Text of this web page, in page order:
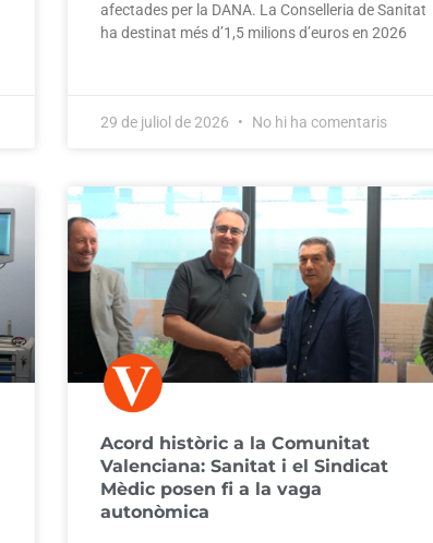
afectades per la DANA. La Conselleria de Sanitat
ha destinat més d’1,5 milions d’euros en 2026
29 de juliol de 2026 No hi ha comentaris
Acord històric a la Comunitat
Valenciana: Sanitat i el Sindicat
Mèdic posen fi a la vaga
autonòmica